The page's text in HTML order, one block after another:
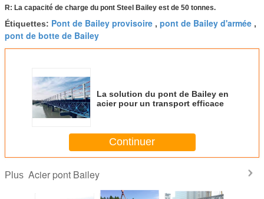
R: La capacité de charge du pont Steel Bailey est de 50 tonnes.
Étiquettes: Pont de Bailey provisoire , pont de Bailey d'armée ,
pont de botte de Bailey
La solution du pont de Bailey en
acier pour un transport efficace
Continuer
Plus Acier pont Bailey